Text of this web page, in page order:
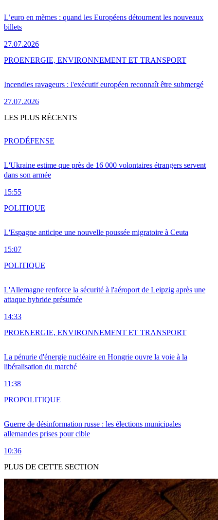
L’euro en mèmes : quand les Européens détournent les nouveaux
billets
27.07.2026
Incendies ravageurs : l'exécutif européen reconnaît être submergé
27.07.2026
PROENERGIE, ENVIRONNEMENT ET TRANSPORT
LES PLUS RÉCENTS
L'Ukraine estime que près de 16 000 volontaires étrangers servent
dans son armée
15:55
PRODÉFENSE
L'Espagne anticipe une nouvelle poussée migratoire à Ceuta
15:07
POLITIQUE
L'Allemagne renforce la sécurité à l'aéroport de Leipzig après une
attaque hybride présumée
14:33
POLITIQUE
La pénurie d'énergie nucléaire en Hongrie ouvre la voie à la
libéralisation du marché
11:38
PROENERGIE, ENVIRONNEMENT ET TRANSPORT
Guerre de désinformation russe : les élections municipales
allemandes prises pour cible
10:36
PROPOLITIQUE
PLUS DE CETTE SECTION